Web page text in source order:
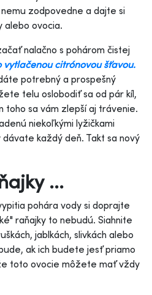
zodpovedne a dajte si
alebo ovocia.
nalačno s pohárom čistej
vytlačenou citrónovou šťavou.
potrebný a prospešný
telu oslobodiť sa od pár kíl,
toho sa vám zlepší aj trávenie.
niekoľkými lyžičkami
každý deň. Takt sa nový
...
pohára vody si doprajte
raňajky to nebudú. Siahnite
jablkách, slivkách alebo
ak ich budete jesť priamo
toto ovocie môžete mať vždy